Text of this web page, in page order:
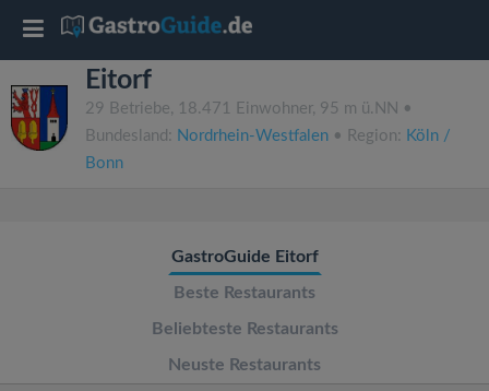
Eitorf
29 Betriebe, 18.471 Einwohner, 95 m ü.NN •
Bundesland: Nordrhein-Westfalen • Region: Köln /
Bonn
GastroGuide Eitorf
Beste Restaurants
Beliebteste Restaurants
Neuste Restaurants
T
o
g